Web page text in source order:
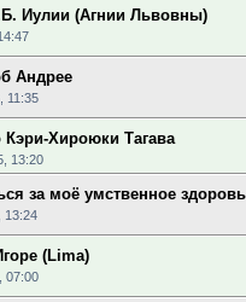
Иулии (Агнии Львовны)
Андрее
11:35
Хироюки Тагава
13:20
за моё умственное
13:24
(Lima)
07:00